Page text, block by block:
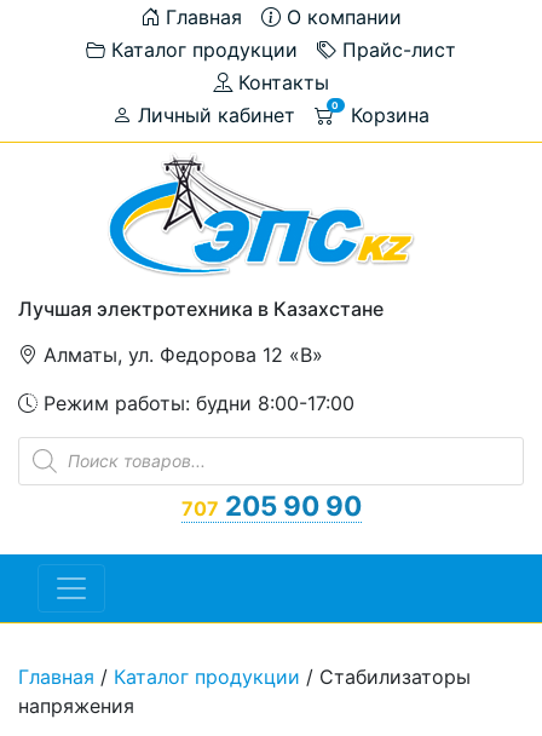
Главная
О компании
Каталог продукции
Прайс-лист
Контакты
Личный кабинет
0 Корзина
Лучшая электротехника в Казахстане
Алматы, ул. Федорова 12 «В»
Режим работы: будни 8:00-17:00
Поиск
товаров
707 205 90 90
Главная / Каталог продукции / Стабилизаторы
напряжения